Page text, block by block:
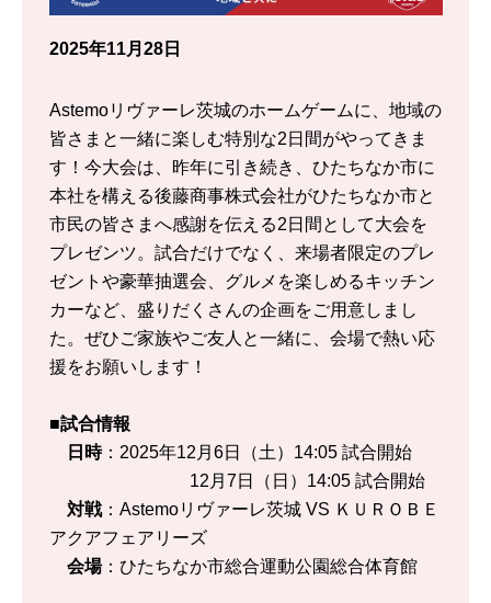
2025年11月28日
Astemoリヴァーレ茨城のホームゲームに、地域の
皆さまと一緒に楽しむ特別な2日間がやってきま
す！今大会は、昨年に引き続き、ひたちなか市に
本社を構える後藤商事株式会社がひたちなか市と
市民の皆さまへ感謝を伝える2日間として大会を
プレゼンツ。試合だけでなく、来場者限定のプレ
ゼントや豪華抽選会、グルメを楽しめるキッチン
カーなど、盛りだくさんの企画をご用意しまし
た。ぜひご家族やご友人と一緒に、会場で熱い応
援をお願いします！
■試合情報
日時：2025年12月6日（土）14:05 試合開始
12月7日（日）14:05 試合開始
対戦：Astemoリヴァーレ茨城 VS ＫＵＲＯＢＥ
アクアフェアリーズ
会場：ひたちなか市総合運動公園総合体育館